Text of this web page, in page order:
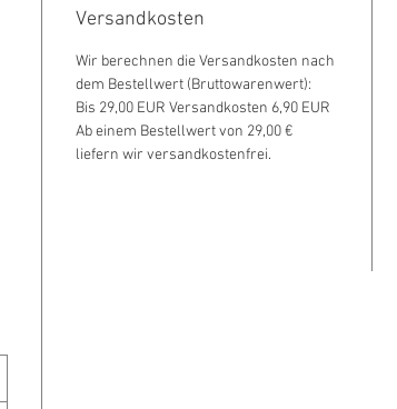
Versandkosten
Wir berechnen die Versandkosten nach
dem Bestellwert (Bruttowarenwert):
Bis 29,00 EUR Versandkosten 6,90 EUR
Ab einem Bestellwert von 29,00 €
liefern wir versandkostenfrei.